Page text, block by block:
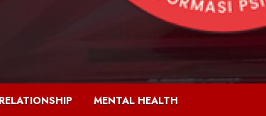
MENTAL HEALTH